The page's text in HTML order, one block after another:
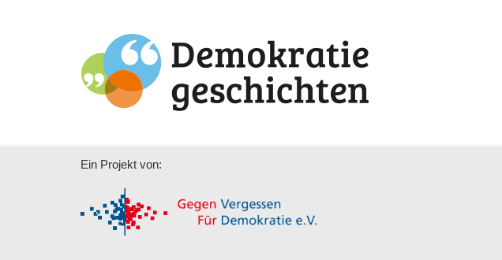
Ein Projekt von: